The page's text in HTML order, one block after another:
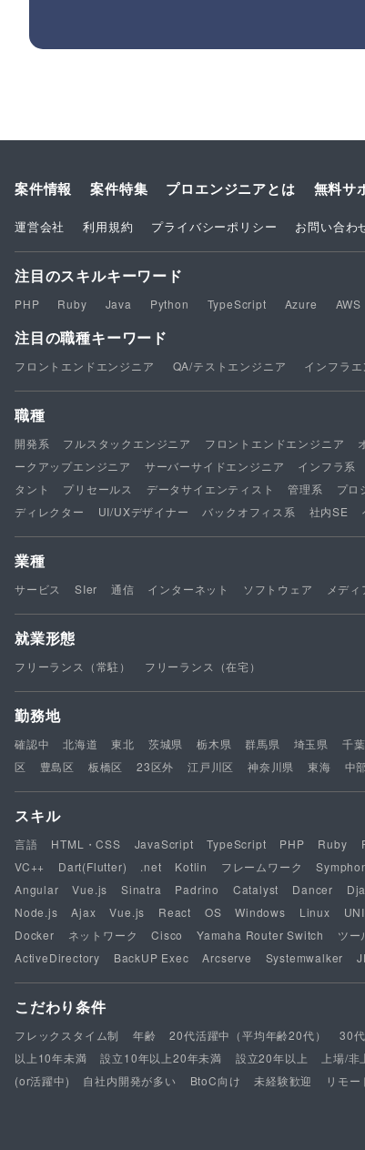
案件情報 案件特集 プロエンジニアとは 無料サ
運営会社 利用規約 プライバシーポリシー お問い合わ
注目のスキルキーワード
PHP Ruby Java Python TypeScript Azure AWS
注目の職種キーワード
フロントエンドエンジニア QA/テストエンジニア インフラ
職種
開発系 フルスタックエンジニア フロントエンドエンジニア
ークアップエンジニア
サーバーサイドエンジニア インフラ系
タント
プリセールス データサイエンティスト 管理系 プロ
ディレクター
UI/UXデザイナー バックオフィス系 社内SE
業種
サービス SIer 通信 インターネット ソフトウェア メディ
就業形態
フリーランス（常駐） フリーランス（在宅）
勤務地
確認中 北海道 東北 茨城県 栃木県 群馬県 埼玉県 千
区
豊島区 板橋区 23区外 江戸川区 神奈川県 東海 中
スキル
言語 HTML・CSS JavaScript TypeScript PHP Ruby
VC++
Dart(Flutter) .net Kotlin フレームワーク
Angular
Vue.js Sinatra Padrino Catalyst Dancer
Node.js
Ajax Vue.js React OS Windows Linux
Docker
ネットワーク Cisco Yamaha Router Switch ツー
ActiveDirectory
BackUP Exec Arcserve Systemwalker
こだわり条件
フレックスタイム制 年齢 20代活躍中（平均年齢20代） 30
以上10年未満
設立10年以上20年未満 設立20年以上 上場/非
(or活躍中)
自社内開発が多い BtoC向け 未経験歓迎 リモ